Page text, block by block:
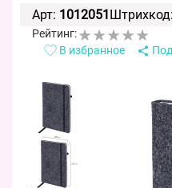
Арт: 1012051
Рейтинг:
В избранное